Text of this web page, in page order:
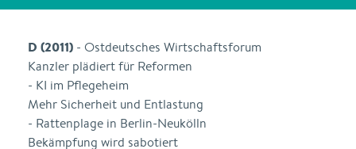
D (2011) - Ostdeutsches Wirtschaftsforum
Kanzler plädiert für Reformen
- KI im Pflegeheim
Mehr Sicherheit und Entlastung
- Rattenplage in Berlin-Neukölln
Bekämpfung wird sabotiert